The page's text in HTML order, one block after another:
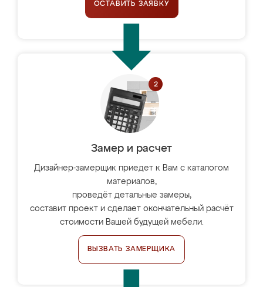
ОСТАВИТЬ ЗАЯВКУ
Замер и расчет
Дизайнер-замерщик приедет к Вам с каталогом
материалов,
проведёт детальные замеры,
составит проект и сделает окончательный расчёт
стоимости Вашей будущей мебели.
ВЫЗВАТЬ ЗАМЕРЩИКА